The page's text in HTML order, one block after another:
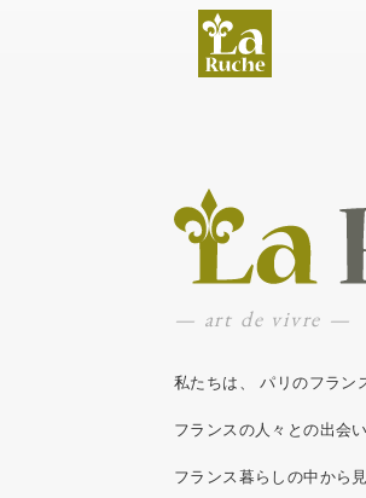
— art de vivre —
私たちは、 パリのフラン
フランスの人々との出会
フランス暮らしの中から